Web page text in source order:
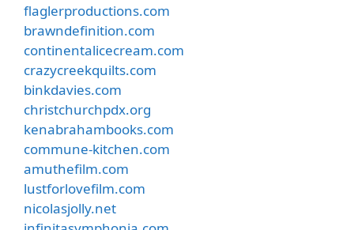
flaglerproductions.com
brawndefinition.com
continentalicecream.com
crazycreekquilts.com
binkdavies.com
christchurchpdx.org
kenabrahambooks.com
commune-kitchen.com
amuthefilm.com
lustforlovefilm.com
nicolasjolly.net